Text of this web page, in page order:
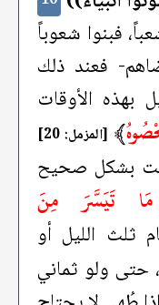
فبنوا شعوباً
فعند ذلك
بهذه الأوقات
﴾ [المزمل: 20]
بشكل صحيح
مَا تَيَسَّرَ مِنَ
ثلث الليل أو
حتى ولو ثماني